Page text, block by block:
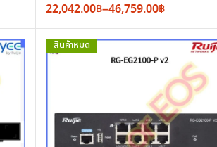
22,042.00฿–46,759.00฿
Price
range:
22,042.00฿
through
สินค้าหมด